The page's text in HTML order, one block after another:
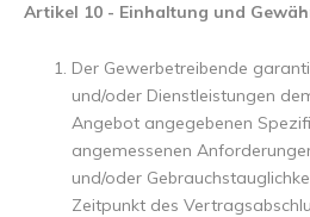
Artikel 10 - Einhaltung und
Der Gewerbetreibende
und/oder Dienstleistungen
Angebot angegebenen
angemessenen
und/oder
Zeitpunkt des